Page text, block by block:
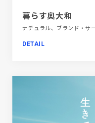
暮らす奥大和
DETAIL